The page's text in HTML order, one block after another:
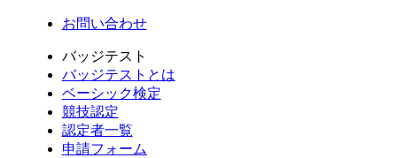
お問い合わせ
バッジテスト
バッジテストとは
ベーシック検定
競技認定
認定者一覧
申請フォーム